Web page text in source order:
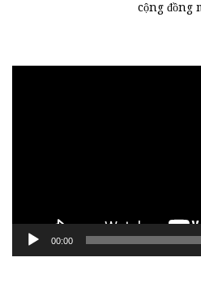
cộng đồng
00:00